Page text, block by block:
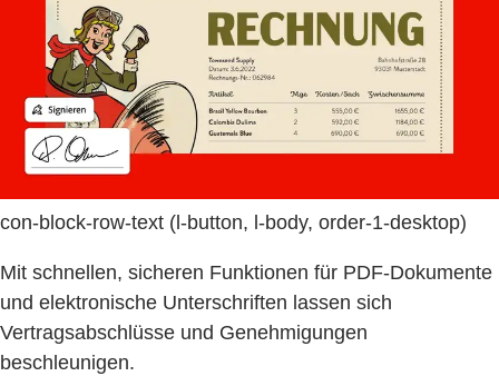
con-block-row-text (l-button, l-body, order-1-desktop)
Mit schnellen, sicheren Funktionen für PDF-Dokumente
und elektronische Unterschriften lassen sich
Vertragsabschlüsse und Genehmigungen
beschleunigen.